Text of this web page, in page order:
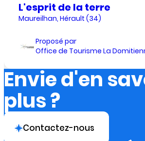
L'esprit de la terre
Maureilhan, Hérault (34)
Proposé par
Office de Tourisme La
Envie d'en
plus ?
Contactez-nous